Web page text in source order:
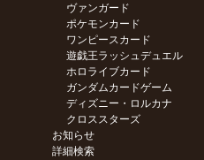
ヴァンガード
ポケモンカード
ワンピースカード
遊戯王ラッシュデュエル
ホロライブカード
ガンダムカードゲーム
ディズニー・ロルカナ
クロススターズ
お知らせ
詳細検索